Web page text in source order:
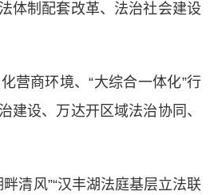
体制配套改革、法治社会建设
商环境、“大综合一体化”行
设、万达开区域法治协同、
清风”“汉丰湖法庭基层立法联